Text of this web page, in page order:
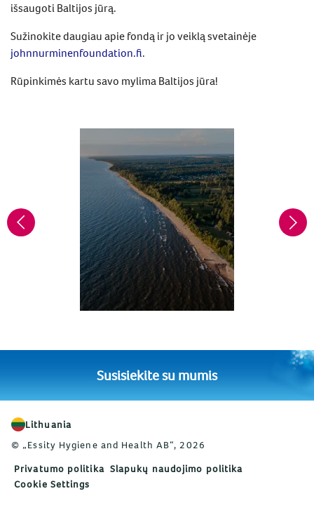
išsaugoti Baltijos jūrą.
Sužinokite daugiau apie fondą ir jo veiklą svetainėje
johnnurminenfoundation.fi.
Rūpinkimės kartu savo mylima Baltijos jūra!
Susisiekite su mumis
Lithuania
© „Essity Hygiene and Health AB“, 2026
Privatumo politika Slapukų naudojimo politika
Cookie Settings